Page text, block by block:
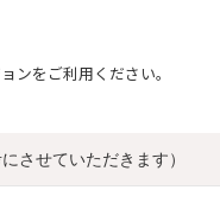
ンをご利用ください。